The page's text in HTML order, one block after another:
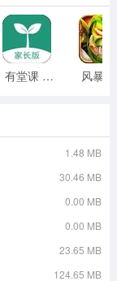
有堂课 v1.2.2
1.48 MB
30.46 MB
0.00 MB
0.00 MB
23.65 MB
124.65 MB